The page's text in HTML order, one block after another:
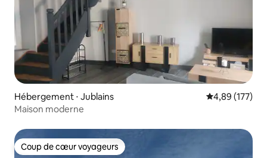
Hébergement ⋅ Jublains Évaluation
4,89 (177)
Maison moderne
Coup de cœur voyageurs
Coup de cœur voyageurs